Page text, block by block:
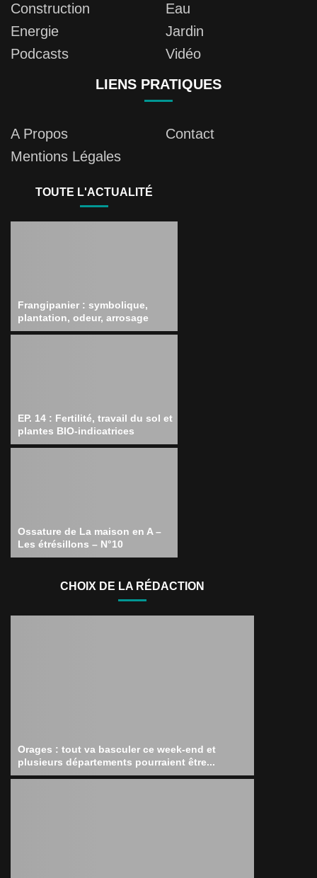
Construction
Eau
Energie
Jardin
Podcasts
Vidéo
LIENS PRATIQUES
A Propos
Contact
Mentions Légales
TOUTE L'ACTUALITÉ
Frangipanier : symbolique,
plantation, odeur, arrosage
EP. 14 : Fertilité, travail du sol et
plantes BIO-indicatrices
Ossature de La maison en A –
Les étrésillons – N°10
CHOIX DE LA RÉDACTION
Orages : tout va basculer ce week-end et
plusieurs départements pourraient être...